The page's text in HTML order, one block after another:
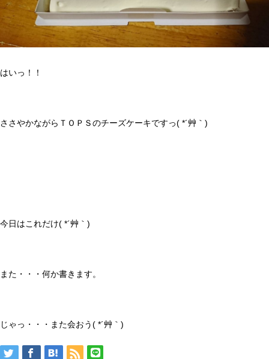
はいっ！！
ささやかながらＴＯＰＳのチーズケーキですっ( *´艸｀)
今日はこれだけ( *´艸｀)
また・・・何か書きます。
じゃっ・・・また会おう( *´艸｀)